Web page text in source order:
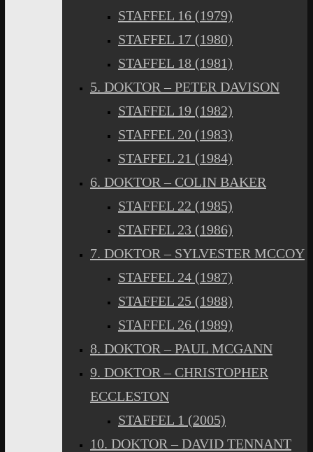
STAFFEL 16 (1979)
STAFFEL 17 (1980)
STAFFEL 18 (1981)
5. DOKTOR – PETER DAVISON
STAFFEL 19 (1982)
STAFFEL 20 (1983)
STAFFEL 21 (1984)
6. DOKTOR – COLIN BAKER
STAFFEL 22 (1985)
STAFFEL 23 (1986)
7. DOKTOR – SYLVESTER MCCOY
STAFFEL 24 (1987)
STAFFEL 25 (1988)
STAFFEL 26 (1989)
8. DOKTOR – PAUL MCGANN
9. DOKTOR – CHRISTOPHER
ECCLESTON
STAFFEL 1 (2005)
10. DOKTOR – DAVID TENNANT